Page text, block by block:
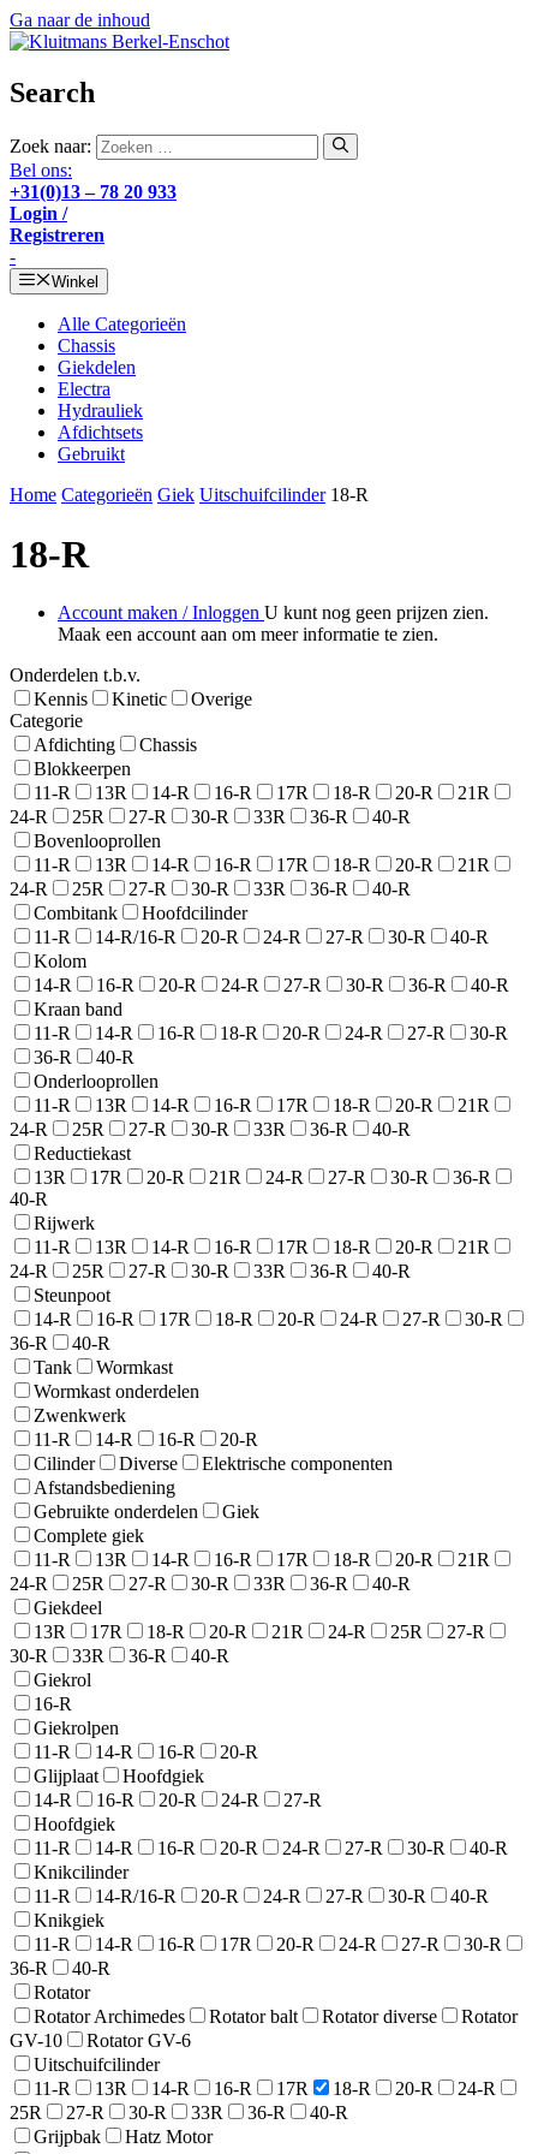
Ga naar de inhoud
Search
Zoek naar:
Bel ons:
+31(0)13 – 78 20 933
Login /
Registreren
-
Winkel
Alle Categorieën
Chassis
Giekdelen
Electra
Hydrauliek
Afdichtsets
Gebruikt
Home Categorieën Giek Uitschuifcilinder 18-R
18-R
Account maken / Inloggen U kunt nog geen prijzen zien.
Maak een account aan om meer informatie te zien.
Onderdelen t.b.v.
Kennis
Kinetic
Overige
Categorie
Afdichting
Chassis
Blokkeerpen
11-R
13R 14-R 16-R 17R 18-R 20-R
21R
24-R
25R 27-R 30-R 33R 36-R
40-R
Bovenlooprollen
11-R
13R 14-R 16-R 17R 18-R 20-R
21R
24-R
25R 27-R 30-R 33R 36-R
40-R
Combitank
Hoofdcilinder
11-R
14-R/16-R 20-R 24-R 27-R 30-R
40-R
Kolom
14-R
16-R 20-R 24-R 27-R 30-R 36-R
40-R
Kraan band
11-R
14-R 16-R 18-R 20-R 24-R 27-R
30-R
36-R
40-R
Onderlooprollen
11-R
13R 14-R 16-R 17R 18-R 20-R
21R
24-R
25R 27-R 30-R 33R 36-R
40-R
Reductiekast
13R
17R 20-R 21R 24-R 27-R 30-R
36-R
40-R
Rijwerk
11-R
13R 14-R 16-R 17R 18-R 20-R
21R
24-R
25R 27-R 30-R 33R 36-R
40-R
Steunpoot
14-R
16-R 17R 18-R 20-R 24-R 27-R
30-R
36-R
40-R
Tank
Wormkast
Wormkast onderdelen
Zwenkwerk
11-R
14-R 16-R
20-R
Cilinder
Diverse
Elektrische componenten
Afstandsbediening
Gebruikte onderdelen
Giek
Complete giek
11-R
13R 14-R 16-R 17R 18-R 20-R
21R
24-R
25R 27-R 30-R 33R 36-R
40-R
Giekdeel
13R
17R 18-R 20-R 21R 24-R 25R
27-R
30-R
33R 36-R
40-R
Giekrol
16-R
Giekrolpen
11-R
14-R 16-R
20-R
Glijplaat
Hoofdgiek
14-R
16-R 20-R 24-R
27-R
Hoofdgiek
11-R
14-R 16-R 20-R 24-R 27-R 30-R
40-R
Knikcilinder
11-R
14-R/16-R 20-R 24-R 27-R 30-R
40-R
Knikgiek
11-R
14-R 16-R 17R 20-R 24-R 27-R
30-R
36-R
40-R
Rotator
Rotator Archimedes
Rotator balt Rotator diverse
Rotator
GV-10
Rotator GV-6
Uitschuifcilinder
11-R
13R 14-R 16-R 17R 18-R 20-R
24-R
25R
27-R 30-R 33R 36-R
40-R
Grijpbak
Hatz Motor